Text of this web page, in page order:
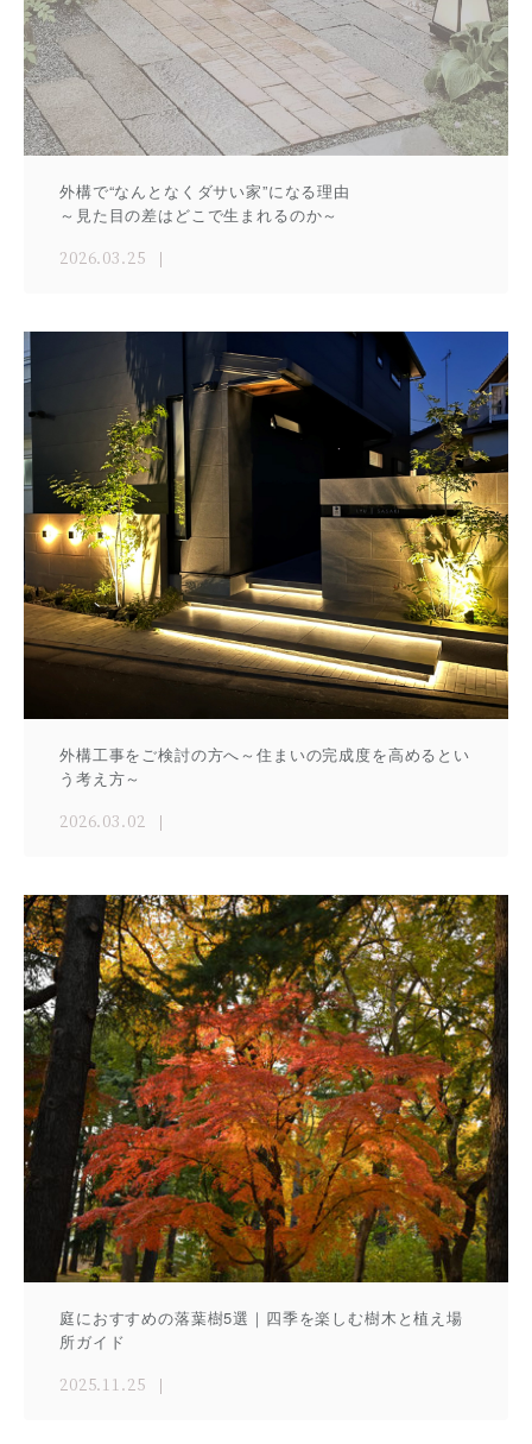
外構で“なんとなくダサい家”になる理由
～見た目の差はどこで生まれるのか～
2026.03.25
外構工事をご検討の方へ～住まいの完成度を高めるとい
う考え方～
2026.03.02
庭におすすめの落葉樹5選｜四季を楽しむ樹木と植え場
所ガイド
2025.11.25